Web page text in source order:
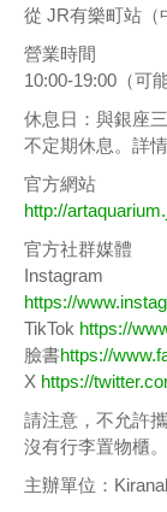
從 JR有樂町站（
營業時間
10:00-19:00（可
休息日：與銀座
不定期休息。詳
官方網站
http://
官方社群媒體
Instagram
https://
TikTok https://
臉書https://
X https://
請注意，不允許
沒有行李置物櫃。
主辦單位：